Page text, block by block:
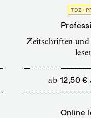
TDZ+
Zeitschriften
ab 12,50 €
Online